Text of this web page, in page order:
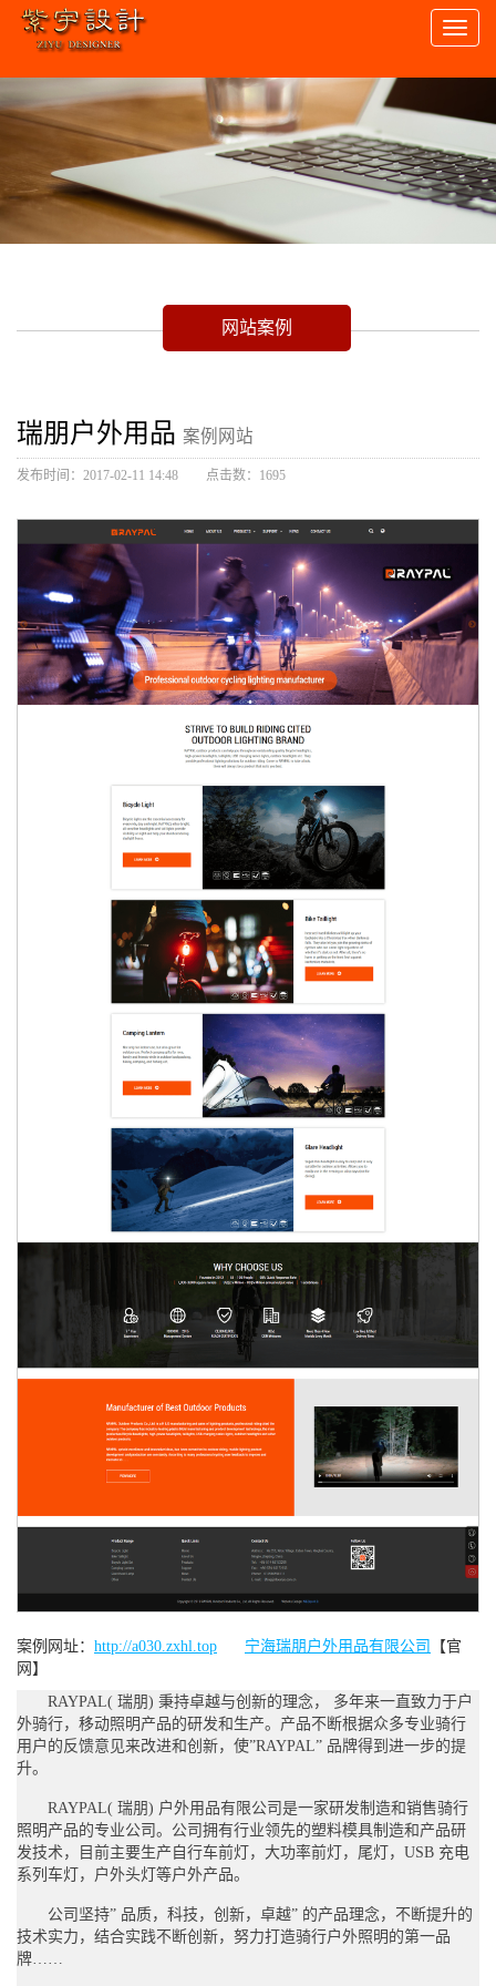
Toggle
网站案例
瑞朋户外用品 案例网站
发布时间：2017-02-11 14:48 点击数：1695
案例网址： http://a030.zxhl.top 宁海瑞朋户外用品有限公司
【官
网】
RAYPAL( 瑞朋) 秉持卓越与创新的理念， 多年来一直致力于户
外骑行，移动照明产品的研发和生产。产品不断根据众多专业骑行
用户的反馈意见来改进和创新，使”RAYPAL” 品牌得到进一步的提
升。
RAYPAL( 瑞朋) 户外用品有限公司是一家研发制造和销售骑行
照明产品的专业公司。公司拥有行业领先的塑料模具制造和产品研
发技术，目前主要生产自行车前灯，大功率前灯，尾灯，USB 充电
系列车灯，户外头灯等户外产品。
公司坚持” 品质，科技，创新，卓越” 的产品理念，不断提升的
技术实力，结合实践不断创新，努力打造骑行户外照明的第一品
牌……